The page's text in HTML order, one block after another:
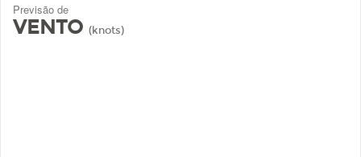
Previsão de
VENTO (knots)